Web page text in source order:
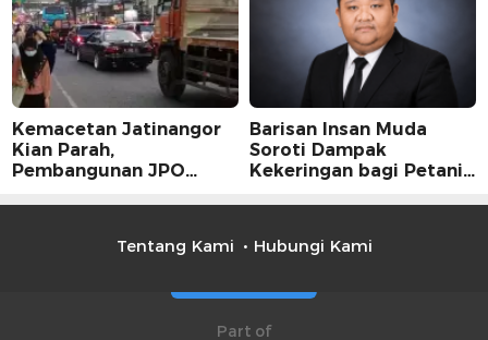
Kemacetan Jatinangor
Kian Parah,
Pembangunan JPO
Barisan Insan Muda
Soroti Dampak
Kekeringan bagi Petani,
Tentang Kami
Hubungi Kami
Part of